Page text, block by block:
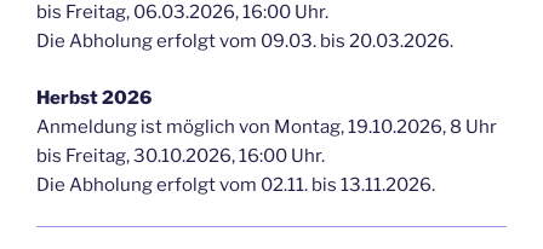
bis Freitag, 06.03.2026, 16:00 Uhr.
Die Abholung erfolgt vom 09.03. bis 20.03.2026.
Herbst 2026
Anmeldung ist möglich von Montag, 19.10.2026, 8 Uhr
bis Freitag, 30.10.2026, 16:00 Uhr.
Die Abholung erfolgt vom 02.11. bis 13.11.2026.